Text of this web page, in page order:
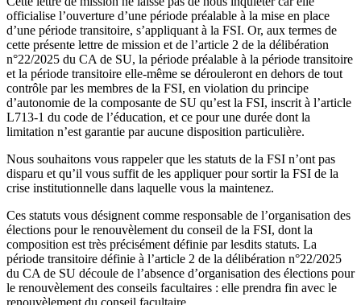
officialise l’ouverture d’une période préalable à la mise en place
d’une période transitoire, s’appliquant à la FSI. Or, aux termes de
cette présente lettre de mission et de l’article 2 de la délibération
n°22/2025 du CA de SU, la période préalable à la période transitoire
et la période transitoire elle-même se dérouleront en dehors de tout
contrôle par les membres de la FSI, en violation du principe
d’autonomie de la composante de SU qu’est la FSI, inscrit à l’article
L713-1 du code de l’éducation, et ce pour une durée dont la
limitation n’est garantie par aucune disposition particulière.
Nous souhaitons vous rappeler que les statuts de la FSI n’ont pas
disparu et qu’il vous suffit de les appliquer pour sortir la FSI de la
crise institutionnelle dans laquelle vous la maintenez.
Ces statuts vous désignent comme responsable de l’organisation des
élections pour le renouvèlement du conseil de la FSI, dont la
composition est très précisément définie par lesdits statuts. La
période transitoire définie à l’article 2 de la délibération n°22/2025
du CA de SU découle de l’absence d’organisation des élections pour
le renouvèlement des conseils facultaires : elle prendra fin avec le
renouvèlement du conseil facultaire.